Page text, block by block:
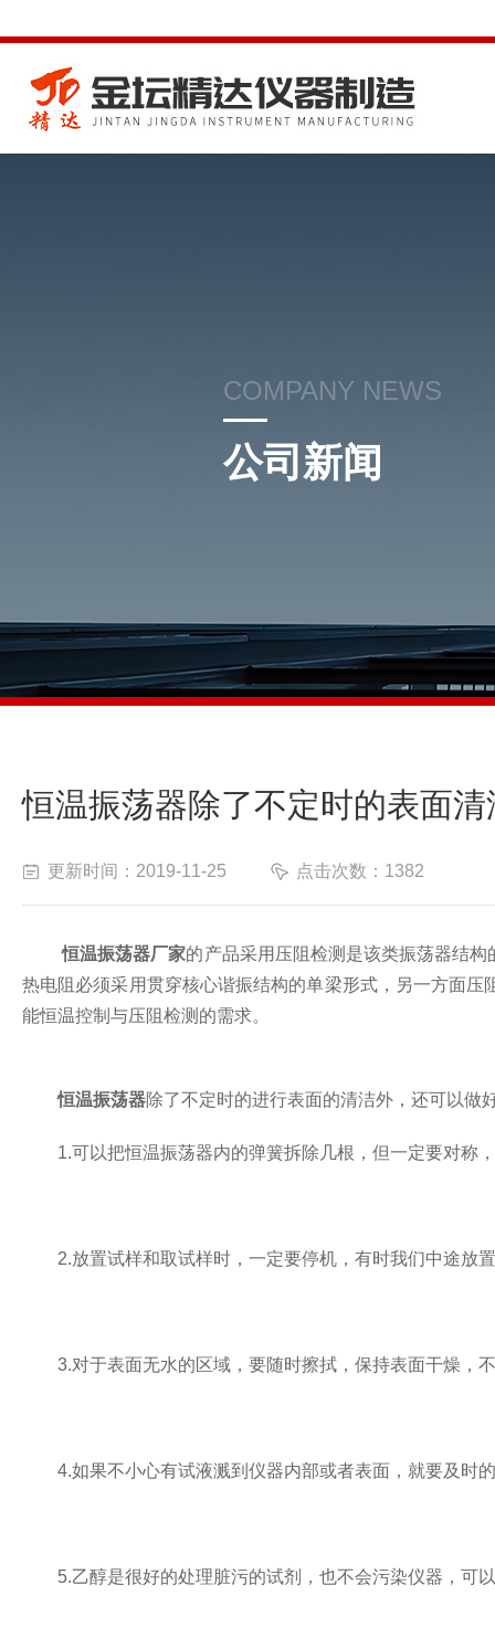
COMPANY NEWS
公司新闻
恒温振荡器除了不定时的表面
更新时间：2019-11-25 点击次数：1382
恒温振荡器厂家的产品采用压阻检测是该类振荡器结
热电阻必须采用贯穿核心谐振结构的单梁形式，另一方面
能恒温控制与压阻检测的需求。
恒温振荡器除了不定时的进行表面的清洁外，还可以做
1.可以把恒温振荡器内的弹簧拆除几根，但一定要对称
2.放置试样和取试样时，一定要停机，有时我们中途放置
3.对于表面无水的区域，要随时擦拭，保持表面干燥，
4.如果不小心有试液溅到仪器内部或者表面，就要及时
5.乙醇是很好的处理脏污的试剂，也不会污染仪器，可